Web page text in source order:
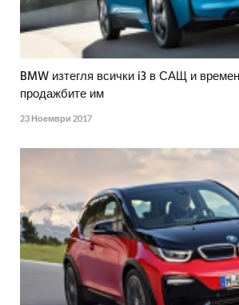
BMW изтегля всички i3 в САЩ и
продажбите им
23 Ноември 2017